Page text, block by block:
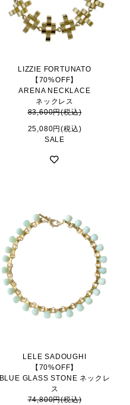
LIZZIE FORTUNATO
【70%OFF】
ARENA NECKLACE
ネックレス
83,600円(税込)
25,080円(税込)
SALE
LELE SADOUGHI
【70%OFF】
BLUE GLASS STONE ネックレ
ス
74,800円(税込)